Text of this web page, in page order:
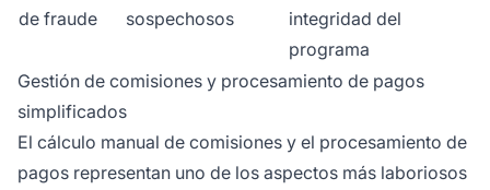
de fraude
sospechosos
integridad del
programa
Gestión de comisiones y procesamiento de pagos
simplificados
El cálculo manual de comisiones y el procesamiento de
pagos representan uno de los aspectos más laboriosos